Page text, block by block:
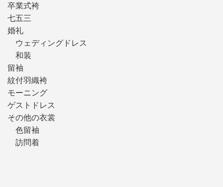
卒業式袴
七五三
婚礼
ウェディングドレス
和装
留袖
紋付羽織袴
モーニング
ゲストドレス
その他の衣裳
色留袖
訪問着